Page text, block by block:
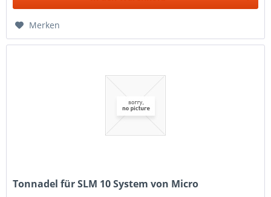
Merken
Tonnadel für SLM 10 System von Micro